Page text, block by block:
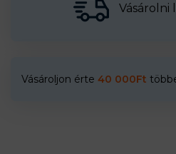
Vásárolni
Vásároljon érte 40 000Ft